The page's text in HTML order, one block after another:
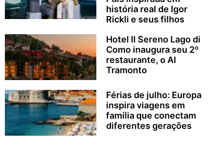
história real de Igor
Rickli e seus filhos
Hotel Il Sereno Lago di
Como inaugura seu 2º
restaurante, o Al
Tramonto
Férias de julho: Europa
inspira viagens em
família que conectam
diferentes gerações